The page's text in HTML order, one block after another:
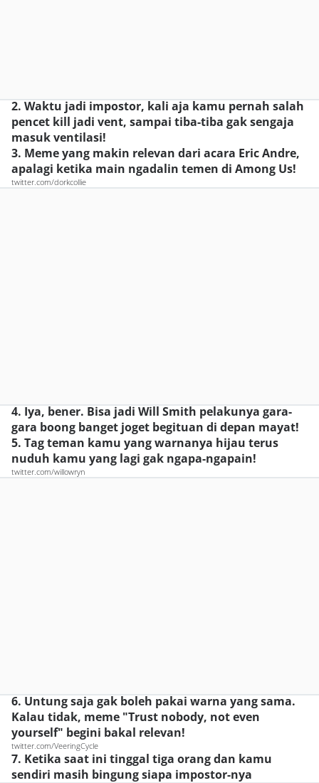
2. Waktu jadi impostor, kali aja kamu pernah salah
pencet kill jadi vent, sampai tiba-tiba gak sengaja
masuk ventilasi!
3. Meme yang makin relevan dari acara Eric Andre,
apalagi ketika main ngadalin temen di Among Us!
twitter.com/dorkcollie
4. Iya, bener. Bisa jadi Will Smith pelakunya gara-
gara boong banget joget begituan di depan mayat!
5. Tag teman kamu yang warnanya hijau terus
nuduh kamu yang lagi gak ngapa-ngapain!
twitter.com/willowryn
6. Untung saja gak boleh pakai warna yang sama.
Kalau tidak, meme "Trust nobody, not even
yourself" begini bakal relevan!
twitter.com/VeeringCycle
7. Ketika saat ini tinggal tiga orang dan kamu
sendiri masih bingung siapa impostor-nya